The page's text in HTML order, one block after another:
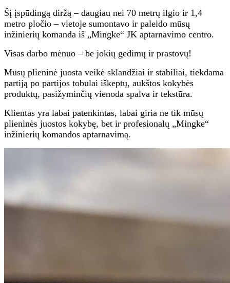
Šį įspūdingą diržą – daugiau nei 70 metrų ilgio ir 1,4
metro pločio – vietoje sumontavo ir paleido mūsų
inžinierių komanda iš „Mingke“ JK aptarnavimo centro.
Visas darbo mėnuo – be jokių gedimų ir prastovų!
Mūsų plieninė juosta veikė sklandžiai ir stabiliai, tiekdama
partiją po partijos tobulai iškeptų, aukštos kokybės
produktų, pasižyminčių vienoda spalva ir tekstūra.
Klientas yra labai patenkintas, labai giria ne tik mūsų
plieninės juostos kokybę, bet ir profesionalų „Mingke“
inžinierių komandos aptarnavimą.